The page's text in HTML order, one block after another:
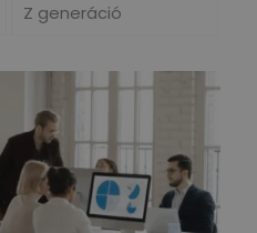
Z generáció